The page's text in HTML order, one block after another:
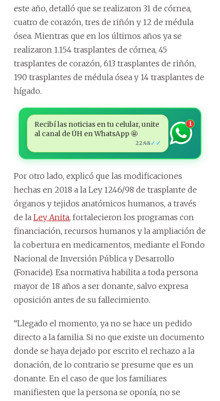
este año, detalló que se realizaron 31 de córnea,
cuatro de corazón, tres de riñón y 12 de médula
ósea. Mientras que en los últimos años ya se
realizaron 1.154 trasplantes de córnea, 45
trasplantes de corazón, 613 trasplantes de riñón,
190 trasplantes de médula ósea y 14 trasplantes de
hígado.
Recibí las noticias en tu celular, unite
al canal de ÚH en WhatsApp 🤩
22:48✓✓
1
Por otro lado, explicó que las modificaciones
hechas en 2018 a la Ley 1246/98 de trasplante de
órganos y tejidos anatómicos humanos, a través
de la Ley Anita, fortalecieron los programas con
financiación, recursos humanos y la ampliación de
la cobertura en medicamentos, mediante el Fondo
Nacional de Inversión Pública y Desarrollo
(Fonacide). Esa normativa habilita a toda persona
mayor de 18 años a ser donante, salvo expresa
oposición antes de su fallecimiento.
“Llegado el momento, ya no se hace un pedido
directo a la familia. Si no que existe un documento
donde se haya dejado por escrito el rechazo a la
donación, de lo contrario se presume que es un
donante. En el caso de que los familiares
manifiesten que la persona se oponía, no se